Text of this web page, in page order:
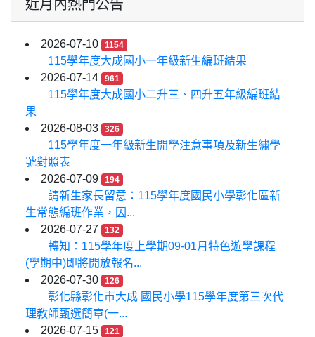
近月內熱門公告
2026-07-10 1154
115學年度大成國小一年級新生編班結果
2026-07-14
961
115學年度大成國小二升三、四升五年級編班結
果
2026-08-03
326
115學年度一年級新生開學注意事項及新生繡學
號對照表
2026-07-09
194
請新生家長留意：115學年度國民小學彰化區新
生常態編班作業，因...
2026-07-27
132
轉知：115學年度上學期09-01月特色遊學課程
(學期中)即將開放報名...
2026-07-30
126
彰化縣彰化市大成 國民小學115學年度第三次代
理教師甄選簡章(一...
2026-07-15
121